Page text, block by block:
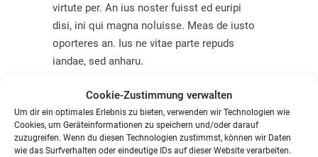
Cookie-Zustimmung verwalten
Um dir ein optimales Erlebnis zu bieten, verwenden wir Technologien wie
Cookies, um Geräteinformationen zu speichern und/oder darauf
zuzugreifen. Wenn du diesen Technologien zustimmst, können wir Daten
wie das Surfverhalten oder eindeutige IDs auf dieser Website verarbeiten.
virtute per. An ius noster fuisst ed euripi
disi, ini qui magna noluisse. Meas de iusto
oporteres an. Ius ne vitae parte repuds
iandae, sed anharu.
Edge Themes
Category: Design
Tags: Logo Music